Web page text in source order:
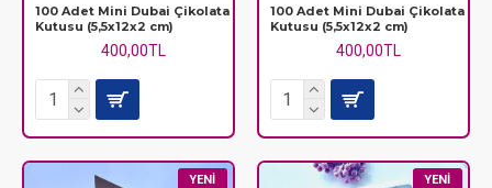
100 Adet Mini Dubai Çikolata
Kutusu (5,5x12x2 cm)
400,00TL
100 Adet Mini Dubai Çikolata
Kutusu (5,5x12x2 cm)
400,00TL
YENI YENI